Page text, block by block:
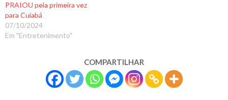
PRAIOU pela primeira vez
para Cuiabá
07/10/2024
Em "Entretenimento"
COMPARTILHAR